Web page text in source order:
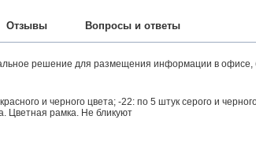
Отзывы Вопросы и ответы
решение для размещения информации в офисе,
и черного цвета; -22: по 5 штук серого и
Цветная рамка. Не бликуют